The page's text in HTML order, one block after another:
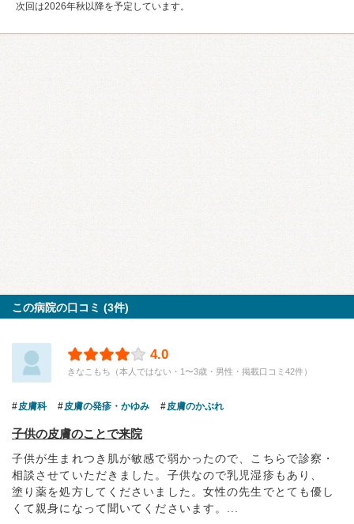
次回は2026年秋以降を予定しています。
この病院の口コミ (3件)
4.0
きなこもち（本人ではない・1〜3歳・男性・掲載口コミ42件）
皮膚科 皮膚の発疹・かゆみ 皮膚のかぶれ
子供の皮膚のことで来院
子供が生まれつき肌が敏感で弱かったので、こちらで診察・
相談させていただきました。子供なので乳児湿疹もあり、
塗り薬を処方してくださいました。女性の先生でとても優し
くて親身になって聞いてくださいます。...